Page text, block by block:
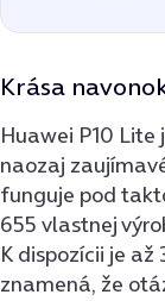
Krása
Huawei P10
naozaj
funguje pod
655 vlastnej
K dispozícii je
znamená, že